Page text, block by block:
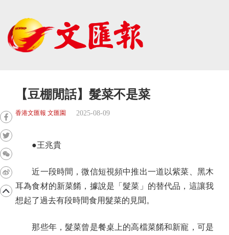
【豆棚閒話】髮菜不是菜
香港文匯報 文匯園 2025-08-09
●王兆貴
近一段時間，微信短視頻中推出一道以紫菜、黑木
耳為食材的新菜餚，據說是「髮菜」的替代品，這讓我
想起了過去有段時間食用髮菜的見聞。
那些年，髮菜曾是餐桌上的高檔菜餚和新寵，可是